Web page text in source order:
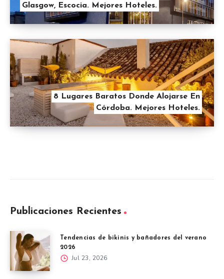
Glasgow, Escocia. Mejores Hoteles.
8 Lugares Baratos Donde Alojarse En
Córdoba. Mejores Hoteles.
Publicaciones Recientes
Tendencias de bikinis y bañadores del verano
2026
Jul 23, 2026